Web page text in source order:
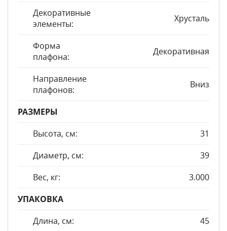
Декоративные
элементы:
Хрусталь
Форма
плафона:
Декоративная
Направление
плафонов:
Вниз
РАЗМЕРЫ
Высота, см:
31
Диаметр, см:
39
Вес, кг:
3.000
УПАКОВКА
Длина, см:
45